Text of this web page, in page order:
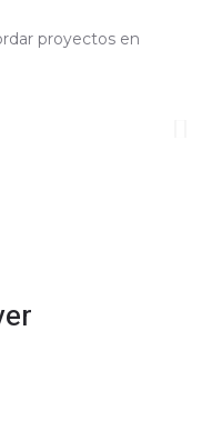
proyectos en